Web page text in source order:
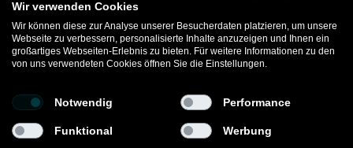
JCB
Strategie | Content & Kommunikation
like2drive
Digitales Marketing
Counterpart Group © 2026
Wir verwenden Cookies
Wir können diese zur Analyse unserer Besucherdaten platzieren, um unsere
Webseite zu verbessern, personalisierte Inhalte anzuzeigen und Ihnen ein
großartiges Webseiten-Erlebnis zu bieten. Für weitere Informationen zu den
von uns verwendeten Cookies öffnen Sie die Einstellungen.
Notwendig Performance
Funktional Werbung